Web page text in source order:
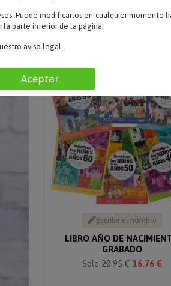
Escribe el nombre
LIBRO AÑO DE
GRABADO
Solo 20.95 € 16.76 €
Puede modificarlos en cualquier momento
la parte inferior de la página.
aviso legal.
Aceptar